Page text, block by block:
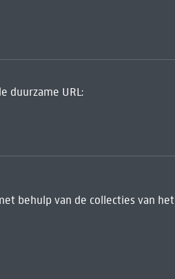
duurzame URL:
behulp van de collecties van het